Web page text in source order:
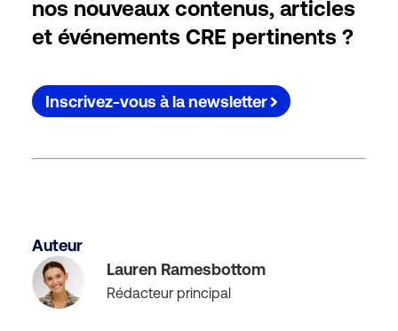
nos nouveaux contenus, articles
et événements CRE pertinents ?
Inscrivez-vous à la newsletter
Auteur
Lauren Ramesbottom
Rédacteur principal